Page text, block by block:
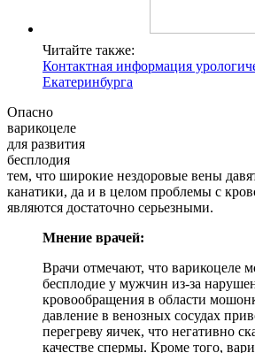
Читайте также:
Контактная информация
Екатеринбурга
Опасно
варикоцеле
для развития
бесплодия
тем, что широкие нездоровые вены
канатики, да и в целом проблемы с
являются достаточно серьезными.
Мнение врачей:
Врачи отмечают, что варикоцеле
бесплодие у мужчин из-за
кровообращения в области
давление в венозных сосудах
перегреву яичек, что негативно
качестве спермы. Кроме того,